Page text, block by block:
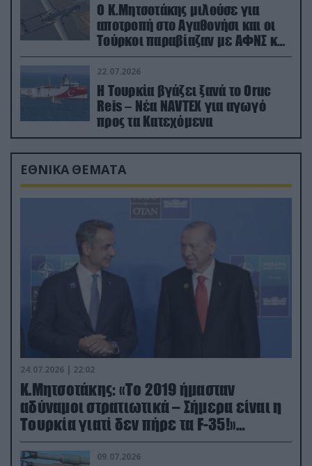
Ο Κ.Μητσοτάκης μιλούσε για
αποτροπή στο Αγαθονήσι και οι
Τούρκοι παραβίαζαν με ΑΦΝΣ και
drone
22.07.2026
Η Τουρκία βγάζει ξανά το Oruc
Reis – Νέα NAVTEX για αγωγό
προς τα Κατεχόμενα
ΕΘΝΙΚΑ ΘΕΜΑΤΑ
24.07.2026 | 22:02
Κ.Μητσοτάκης: «Το 2019 ήμασταν
αδύναμοι στρατιωτικά – Σήμερα είναι η
Τουρκία γιατί δεν πήρε τα F-35!»
(βίντεο)
09.07.2026